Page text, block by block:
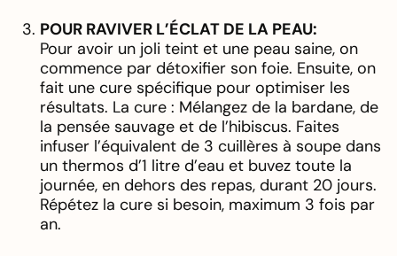
POUR RAVIVER L’ÉCLAT DE LA PEAU:
Pour avoir un joli teint et une peau saine, on
commence par détoxifier son foie. Ensuite, on
fait une cure spécifique pour optimiser les
résultats. La cure : Mélangez de la bardane, de
la pensée sauvage et de l’hibiscus. Faites
infuser l’équivalent de 3 cuillères à soupe dans
un thermos d’1 litre d’eau et buvez toute la
journée, en dehors des repas, durant 20 jours.
Répétez la cure si besoin, maximum 3 fois par
an.